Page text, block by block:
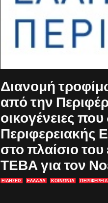
Διανομή
από την
οικογένειες
Περιφερειακής
στο πλαίσιο
ΤΕΒΑ για τον
ΕΙΔΗΣΕΙΣ ΕΛΛΑΔΑ ΚΟΙΝΩΝΙΑ